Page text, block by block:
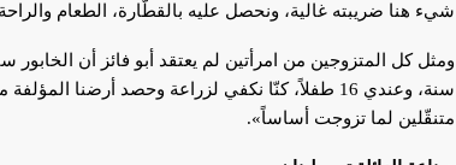
شيء هنا ضريبته غالية، ونحصل عليه بالقطّارة، الطعام
متنقّلين لما تزوجت أساساً».